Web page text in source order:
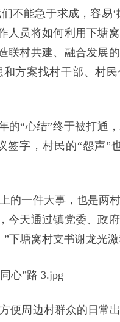
不能急于求成，容易‘
人员将如何利用下塘
联村共建、融合发展
方案找村干部、村
“心结”终于被打通
字，村民的“怨声”
的一件大事，也是两
今天通过镇党委、政
下塘窝村支书谢龙光激
便周边村群众的日常